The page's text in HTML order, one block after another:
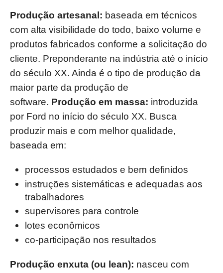
Produção artesanal: baseada em técnicos
com alta visibilidade do todo, baixo volume e
produtos fabricados conforme a solicitação do
cliente. Preponderante na indústria até o início
do século XX. Ainda é o tipo de produção da
maior parte da produção de
software. Produção em massa: introduzida
por Ford no início do século XX. Busca
produzir mais e com melhor qualidade,
baseada em:
processos estudados e bem definidos
instruções sistemáticas e adequadas aos
trabalhadores
supervisores para controle
lotes econômicos
co-participação nos resultados
Produção enxuta (ou lean): nasceu com